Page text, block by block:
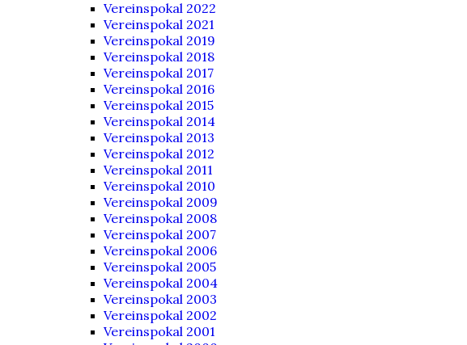
Vereinspokal 2022
Vereinspokal 2021
Vereinspokal 2019
Vereinspokal 2018
Vereinspokal 2017
Vereinspokal 2016
Vereinspokal 2015
Vereinspokal 2014
Vereinspokal 2013
Vereinspokal 2012
Vereinspokal 2011
Vereinspokal 2010
Vereinspokal 2009
Vereinspokal 2008
Vereinspokal 2007
Vereinspokal 2006
Vereinspokal 2005
Vereinspokal 2004
Vereinspokal 2003
Vereinspokal 2002
Vereinspokal 2001